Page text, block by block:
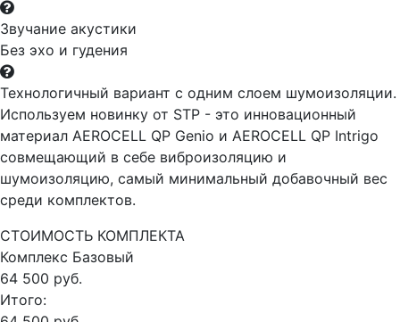
Звучание акустики
Без эхо и гудения
Технологичный вариант с одним слоем шумоизоляции.
Используем новинку от STP - это инновационный
материал AEROCELL QP Genio и AEROCELL QP Intrigo
совмещающий в себе виброизоляцию и
шумоизоляцию, самый минимальный добавочный вес
среди комплектов.
СТОИМОСТЬ КОМПЛЕКТА
Комплекс Базовый
64 500 руб.
Итого: